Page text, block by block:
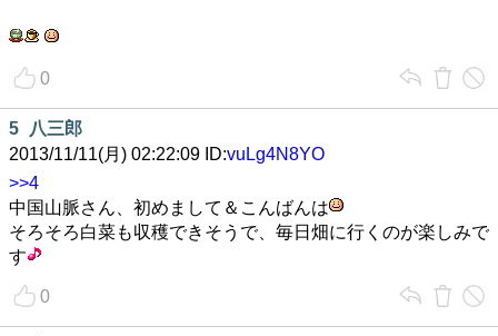
0
5
八三郎
2013/11/11(月) 02:22:09 ID:vuLg4N8YO
>>4
中国山脈さん、初めまして＆こんばんは
そろそろ白菜も収穫できそうで、毎日畑に行くのが楽しみで
す
0